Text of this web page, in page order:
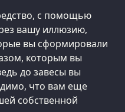
с помощью
вашу иллюзию,
вы сформировали
которым вы
до завесы вы
что вам еще
собственной